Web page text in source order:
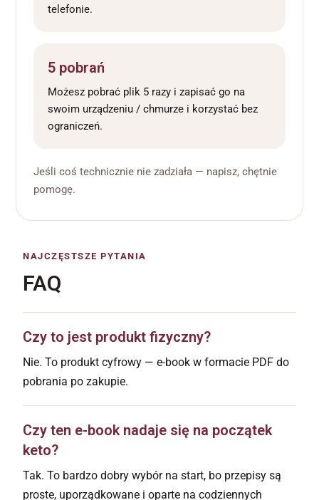
telefonie.
5 pobrań
Możesz pobrać plik 5 razy i zapisać go na
swoim urządzeniu / chmurze i korzystać bez
ograniczeń.
Jeśli coś technicznie nie zadziała — napisz, chętnie
pomogę.
NAJCZĘSTSZE PYTANIA
FAQ
Czy to jest produkt fizyczny?
Nie. To produkt cyfrowy — e-book w formacie PDF do
pobrania po zakupie.
Czy ten e-book nadaje się na początek
keto?
Tak. To bardzo dobry wybór na start, bo przepisy są
proste, uporządkowane i oparte na codziennych